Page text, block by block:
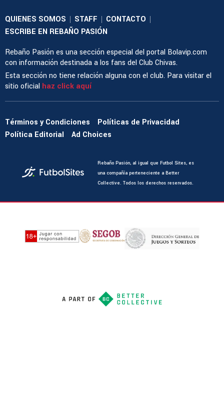
QUIENES SOMOS | STAFF | CONTACTO |
ESCRIBE EN REBAÑO PASIÓN
Rebaño Pasión es una sección especial del portal Bolavip.com
con información destinada a los fans del Club Chivas.
Esta sección no tiene relación alguna con el club. Para visitar el
sitio oficial haz click aquí
Términos y Condiciones
Políticas de Privacidad
Política Editorial
Ad Choices
Rebaño Pasión, al igual que Futbol Sites, es
una compañía perteneciente a Better
Collective. Todos los derechos reservados.